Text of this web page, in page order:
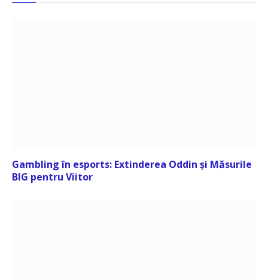
Gambling în esports: Extinderea Oddin și Măsurile
BIG pentru Viitor